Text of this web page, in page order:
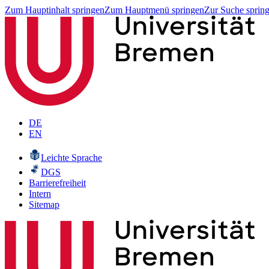
Zum Hauptinhalt springenZum Hauptmenü springenZur Suche
DE
EN
Leichte Sprache
DGS
Barrierefreiheit
Intern
Sitemap